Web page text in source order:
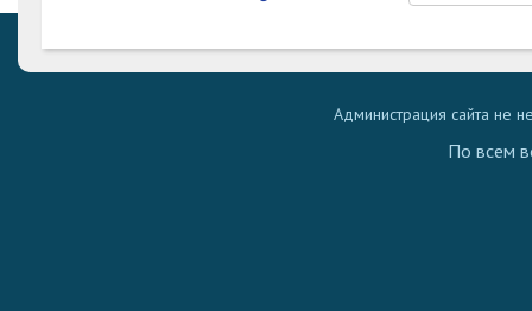
Администрация сайта не
По всем